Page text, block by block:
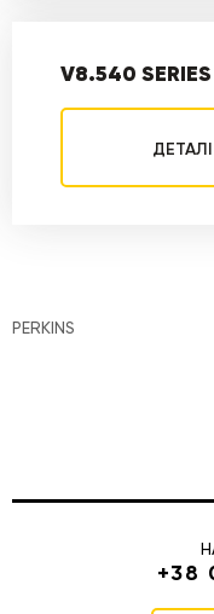
V8.540 SERIES
ДЕТАЛІ
PERKINS
+38